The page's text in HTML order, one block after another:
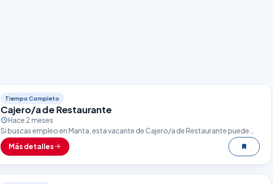
Tiempo Completo
Cajero/a de Restaurante
Hace 2 meses
Si buscas empleo en Manta, esta vacante de Cajero/a de Restaurante puede
ser una excelente oportunidad. El sector gastronómico es uno de los que…
Más detalles